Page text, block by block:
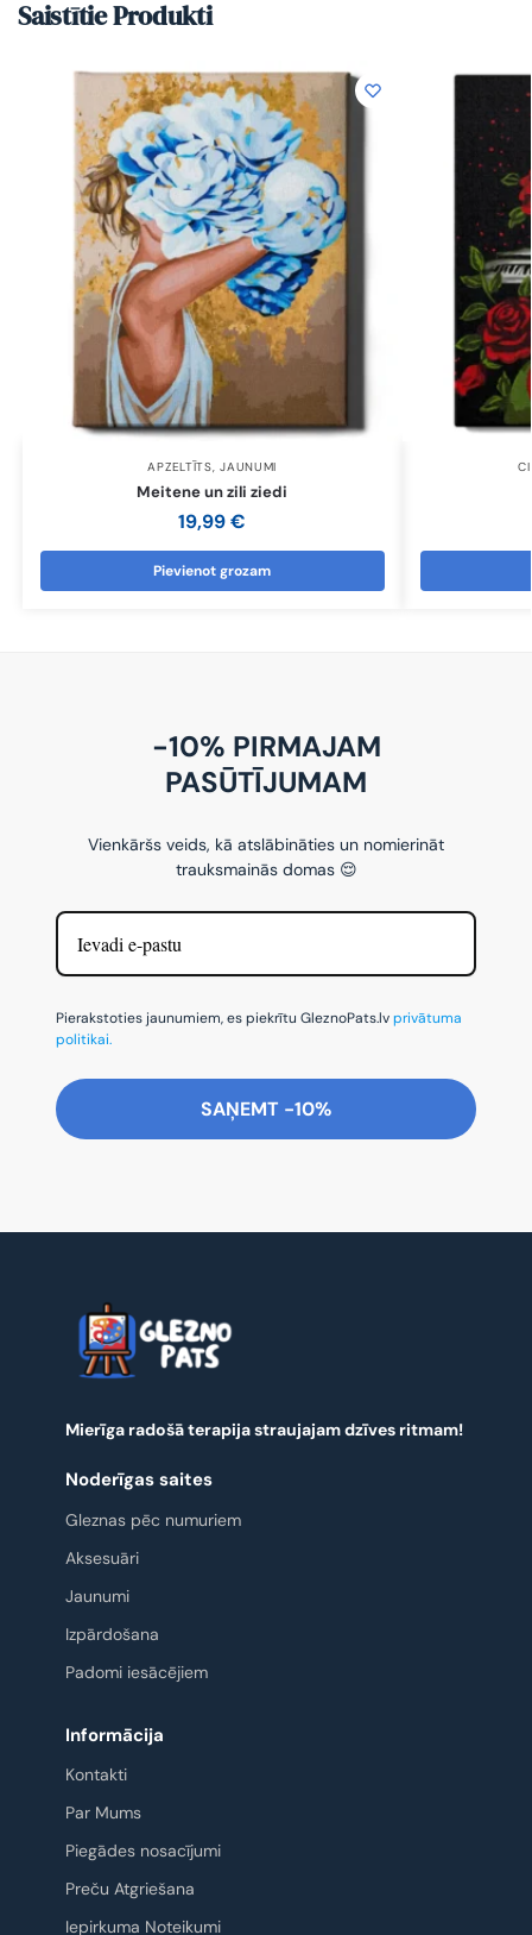
Saistītie Produkti
APZELTĪTS,JAUNUMI
Meitene un zili ziedi
19,99€
Pievienot grozam
-10% PIRMAJAM
PASŪTĪJUMAM
Vienkāršs veids, kā atslābināties un nomierināt
trauksmainās domas 😌
Pierakstoties jaunumiem, es piekrītu GleznoPats.lvprivātuma
politikai.
SAŅEMT -10%
Mierīga radošā terapija straujajam dzīves ritmam!
Noderīgas saites
Gleznas pēc numuriem
Aksesuāri
Jaunumi
Izpārdošana
Padomi iesācējiem
Informācija
Kontakti
Par Mums
Piegādes nosacījumi
Preču Atgriešana
Iepirkuma Noteikumi